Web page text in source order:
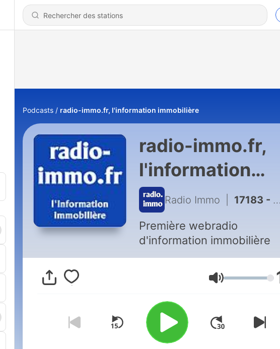
Podcasts radio-immo.fr, l'information immobilière
radio-immo.fr,
l'information
immobilière
Radio Immo 17183 - Revue de presse du 26 Juillet 2026 - Express Immo by Evidence
Première webradio
d'information immobilière
Volume